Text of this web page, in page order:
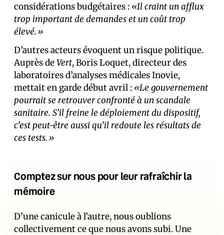
considérations budgétaires : «Il craint un afflux
trop important de demandes et un coût trop
élevé.»
D’autres acteurs évoquent un risque politique.
Auprès deVert, Boris Loquet, directeur des
laboratoires d’analyses médicales Inovie,
mettait en garde début avril : «Le gouvernement
pourrait se retrouver confronté à un scandale
sanitaire. S’il freine le déploiement du dispositif,
c’est peut-être aussi qu’il redoute les résultats de
ces tests.»
Comptez sur nous pour leur rafraîchir la
mémoire
D’une canicule à l’autre, nous oublions
collectivement ce que nous avons subi. Une